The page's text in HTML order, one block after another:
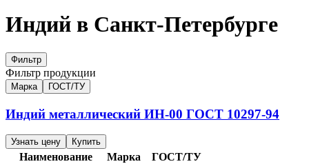
Индий в Санкт-Петербурге
Фильтр
Фильтр продукции
Марка ГОСТ/ТУ
Индий металлический ИН-00 ГОСТ 10297-94
Узнать цену Купить
Наименование Марка
ГОСТ/ТУ